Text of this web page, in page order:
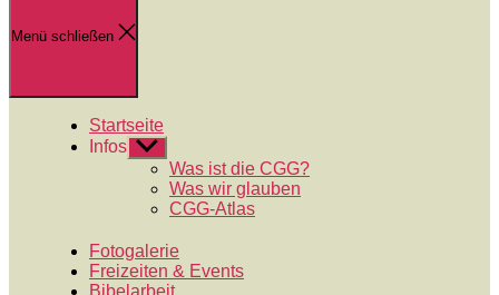
Menü schließen
Startseite
Infos Untermenü
anzeigenWas ist die CGG?
Was wir glauben
CGG-Atlas
Fotogalerie
Freizeiten & Events
Bibelarbeit